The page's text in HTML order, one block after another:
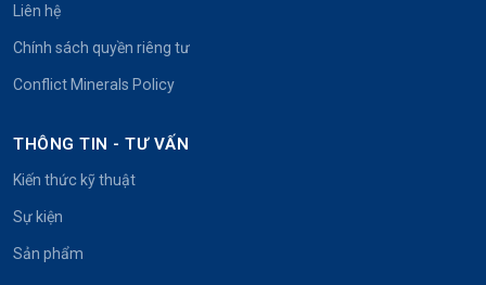
Liên hệ
Chính sách quyền riêng tư
Conflict Minerals Policy
THÔNG TIN - TƯ VẤN
Kiến thức kỹ thuật
Sự kiện
Sản phẩm